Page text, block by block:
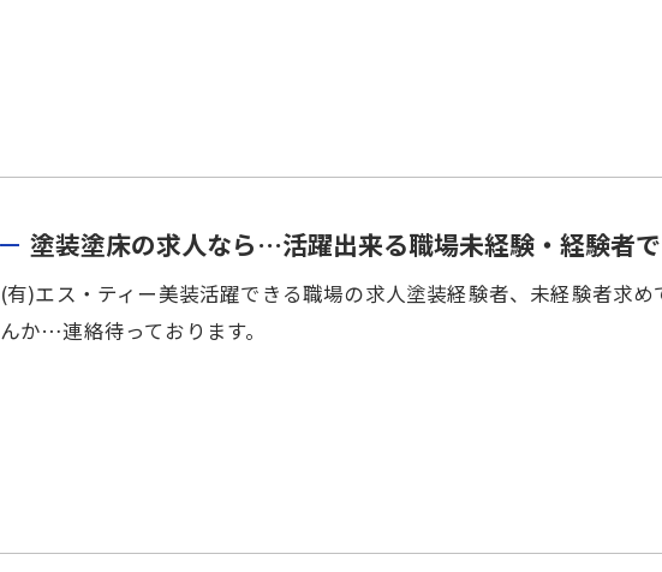
塗装塗床の求人なら…活躍出来る職場未経験・経験者で
(有)エス・ティー美装活躍できる職場の求人塗装経験者、未経験者求
んか…連絡待っております。